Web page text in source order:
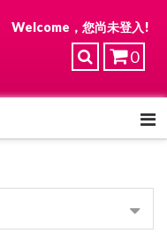
0
Welcome，您尚未登入!